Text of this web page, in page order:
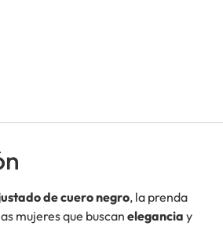
de cuero negro, la prenda
mujeres que buscan elegancia y